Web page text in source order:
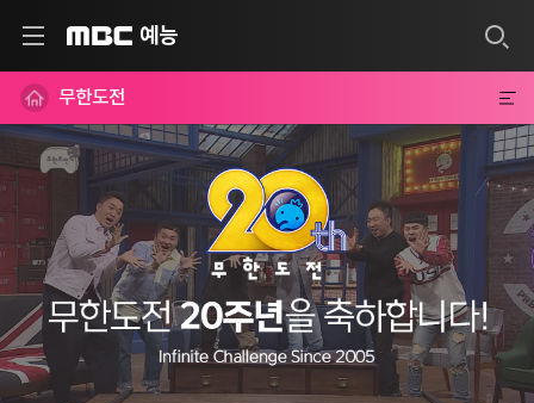
예능
무한도전